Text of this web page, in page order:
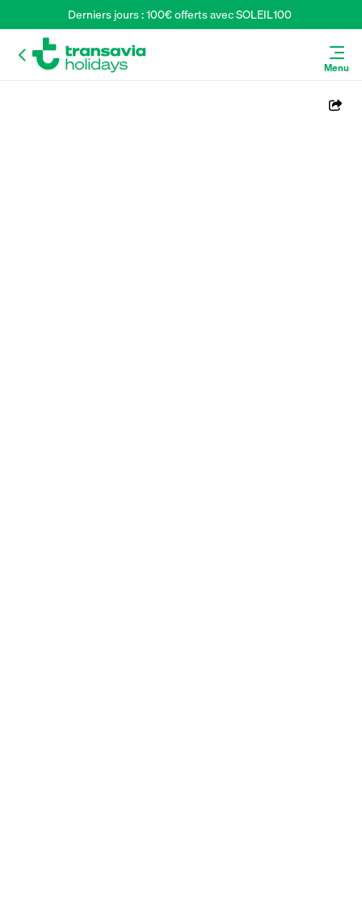
Derniers jours : 100€ offerts avec SOLEIL100
Menu